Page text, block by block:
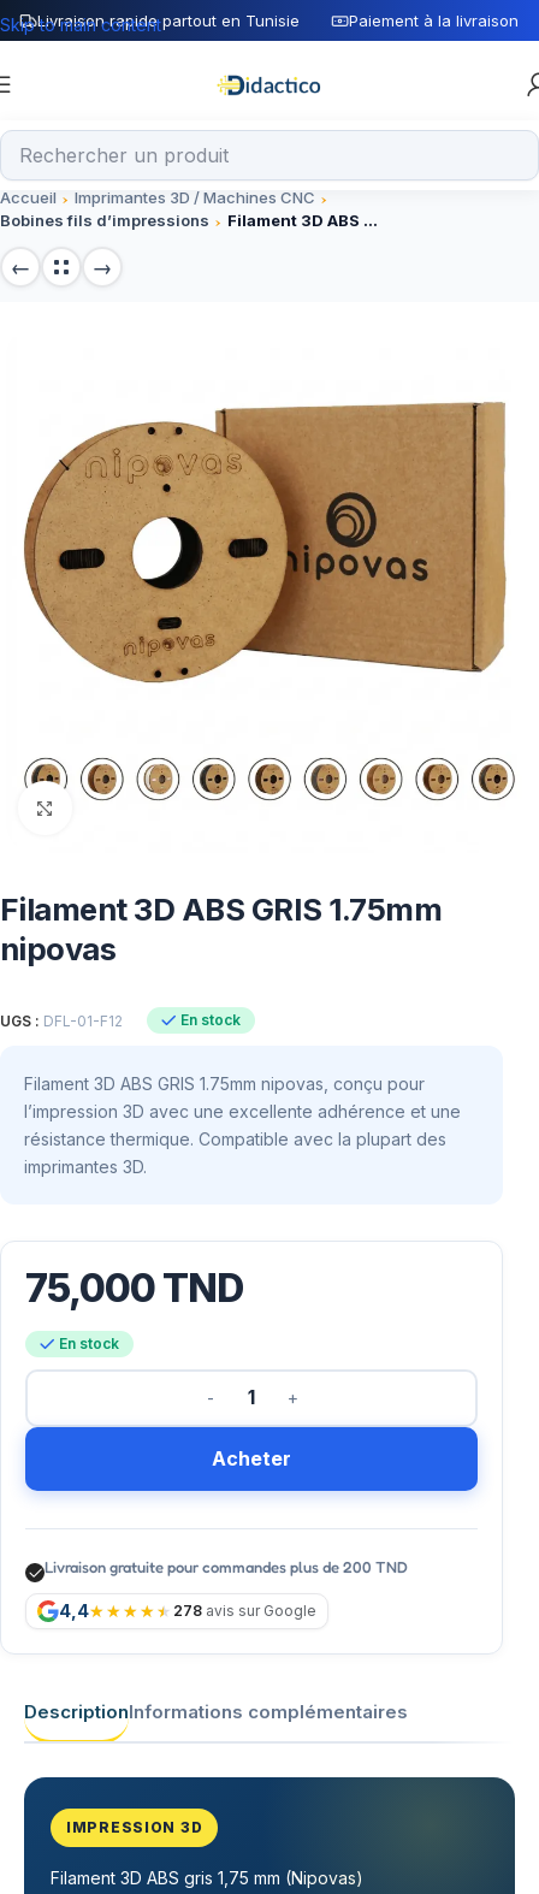
Livraison rapide partout en Tunisie Paiement à la livraison
Skip to main content
Accueil
Imprimantes 3D / Machines CNC
Bobines fils d’impressions
Filament 3D ABS GRIS 1.75mm nipovas
Click to enlarge
Filament 3D ABS GRIS 1.75mm
nipovas
UGS : DFL-01-F12 En stock
Filament 3D ABS GRIS 1.75mm nipovas, conçu pour
l’impression 3D avec une excellente adhérence et une
résistance thermique. Compatible avec la plupart des
imprimantes 3D.
75,000TND
En stock
Acheter
Livraison gratuite pour commandes plus de 200 TND
4,4 278 avis sur Google
DescriptionInformations complémentaires
IMPRESSION 3D
Filament 3D ABS gris 1,75 mm (Nipovas)